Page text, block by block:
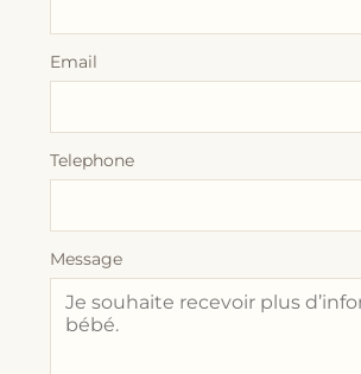
Email
Telephone
Message